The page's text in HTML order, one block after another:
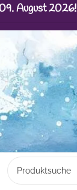
August 2026!